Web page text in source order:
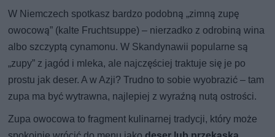
W Niemczech spotkasz bardzo podobną „zimną zupę
owocową” (kalte Fruchtsuppe) – nierzadko z odrobiną wina
albo szczyptą cynamonu. W Skandynawii popularne są
„zupy” z jagód i mleka, ale najczęściej traktuje się je po
prostu jak deser. A w Azji? Trudno to sobie wyobrazić – tam
zupa ma być wytrawna, najlepiej z wyraźną nutą ostrości.
Zupa owocowa to fragment kulinarnej tradycji, który może